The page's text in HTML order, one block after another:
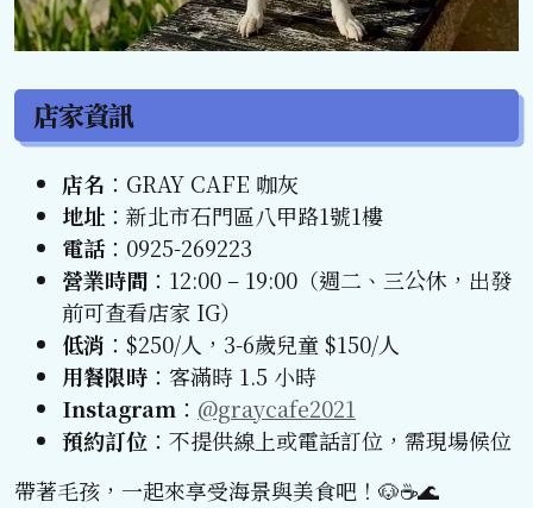
店家資訊
店名 ：GRAY CAFE 咖灰
地址 ：新北市石門區八甲路1號1樓
電話：0925-269223
營業時間 ：12:00 – 19:00（週二、三公休，出發
前可查看店家 IG）
低消 ：$250/人，3-6歲兒童 $150/人
用餐限時 ：客滿時 1.5 小時
Instagram ： @graycafe2021
預約訂位 ：不提供線上或電話訂位，需現場候位
帶著毛孩，一起來享受海景與美食吧！🐶☕🌊